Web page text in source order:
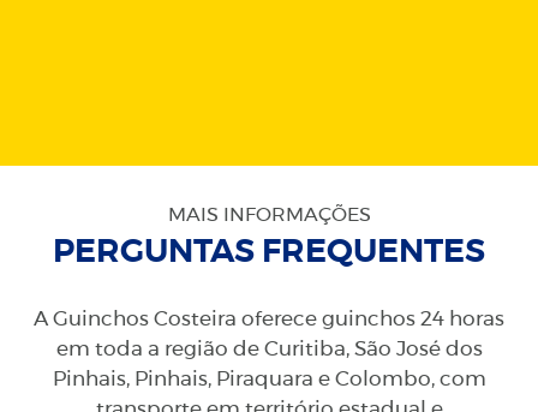
MAIS INFORMAÇÕES
PERGUNTAS FREQUENTES
A Guinchos Costeira oferece guinchos 24 horas
em toda a região de Curitiba, São José dos
Pinhais, Pinhais, Piraquara e Colombo, com